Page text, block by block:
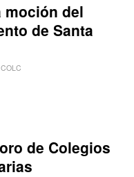
moción del
de Santa
COLC
de Colegios